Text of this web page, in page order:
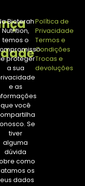
Bioterah
Nutrition,
temos o
proteger
a sua
e as
que você
Se
tiver
alguma
dúvida
como
os
dados
Política de
Privacidade
Termos e
Condições
Trocas e
devoluções